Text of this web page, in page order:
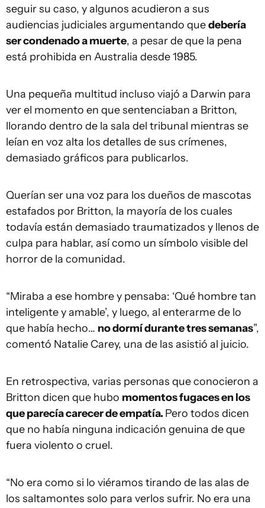
seguir su caso, y algunos acudieron a sus
audiencias judiciales argumentando quedebería
ser condenado a muerte, a pesar de que la pena
está prohibida en Australia desde 1985.
Una pequeña multitud incluso viajó a Darwin para
ver el momento en que sentenciaban a Britton,
llorando dentro de la sala del tribunal mientras se
leían en voz alta los detalles de sus crímenes,
demasiado gráficos para publicarlos.
Querían ser una voz para los dueños de mascotas
estafados por Britton, la mayoría de los cuales
todavía están demasiado traumatizados y llenos de
culpa para hablar, así como un símbolo visible del
horror de la comunidad.
“Miraba a ese hombre y pensaba: ‘Qué hombre tan
inteligente y amable’, y luego, al enterarme de lo
que había hecho… no dormí durante tres semanas”,
comentó Natalie Carey, una de las asistió al juicio.
En retrospectiva, varias personas que conocieron a
Britton dicen que hubo momentos fugaces en los
que parecía carecer de empatía. Pero todos dicen
que no había ninguna indicación genuina de que
fuera violento o cruel.
“No era como si lo viéramos tirando de las alas de
los saltamontes solo para verlos sufrir. No era una